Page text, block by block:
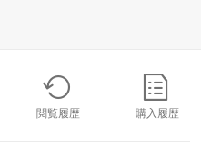
閲覧履歴 購入履歴